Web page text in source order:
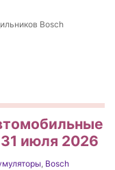
Bosch
июля 2026
, Bosch